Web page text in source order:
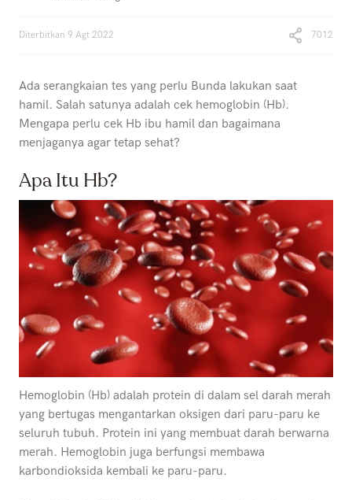
Diterbitkan 9 Agt 2022 7012
Ada serangkaian tes yang perlu Bunda lakukan saat
hamil. Salah satunya adalah cek hemoglobin (Hb).
Mengapa perlu cek Hb ibu hamil dan bagaimana
menjaganya agar tetap sehat?
Apa Itu Hb?
Hemoglobin (Hb) adalah protein di dalam sel darah merah
yang bertugas mengantarkan oksigen dari paru-paru ke
seluruh tubuh. Protein ini yang membuat darah berwarna
merah. Hemoglobin juga berfungsi membawa
karbondioksida kembali ke paru-paru.